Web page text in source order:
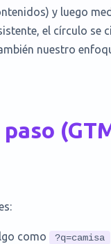
y luego
el círculo se
nuestro
como ?q=camisa